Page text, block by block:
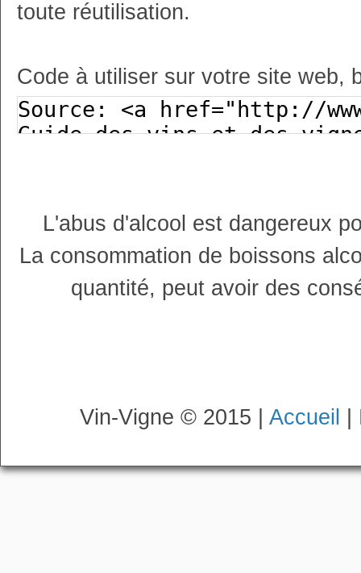
toute réutilisation.
Code à utiliser sur votre site web,
L'abus d'alcool est dangereux
La consommation de boissons
quantité, peut avoir des
Vin-Vigne © 2015 | Accueil